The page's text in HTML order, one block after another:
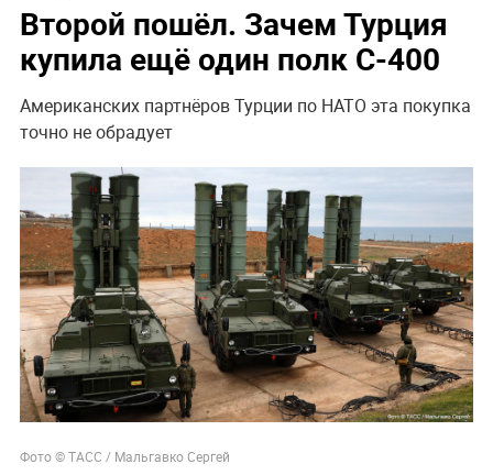
Второй пошёл. Зачем Турция
купила ещё один полк С-400
Американских партнёров Турции по НАТО эта покупка
точно не обрадует
Фото © ТАСС / Мальгавко Сергей